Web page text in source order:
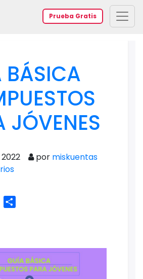
Prueba Gratis
BÁSICA
JÓVENES
por miskuentas
WhatsApp